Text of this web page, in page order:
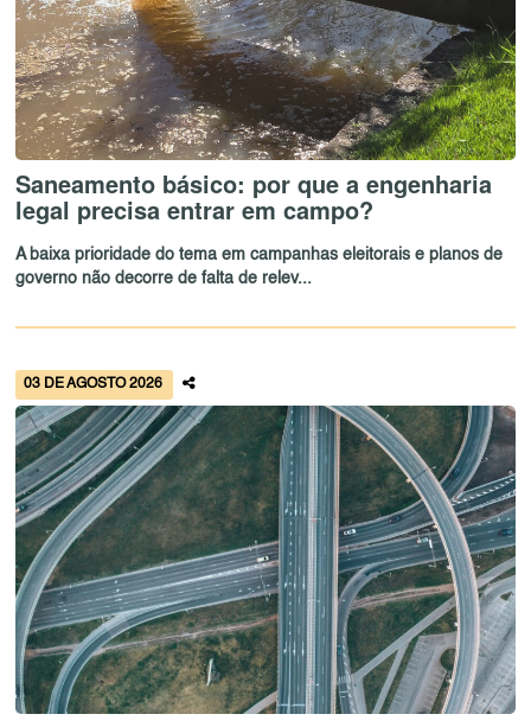
Saneamento básico: por que a engenharia
legal precisa entrar em campo?
A baixa prioridade do tema em campanhas eleitorais e planos de
governo não decorre de falta de relev...
03 DE AGOSTO 2026